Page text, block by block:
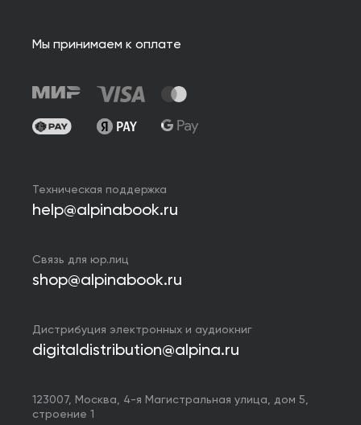
Мы принимаем к оплате
Техническая поддержка
help@alpinabook.ru
Связь для юр.лиц
shop@alpinabook.ru
Дистрибуция электронных и аудиокниг
digitaldistribution@alpina.ru
123007, Москва, 4-я Магистральная улица, дом 5,
строение 1